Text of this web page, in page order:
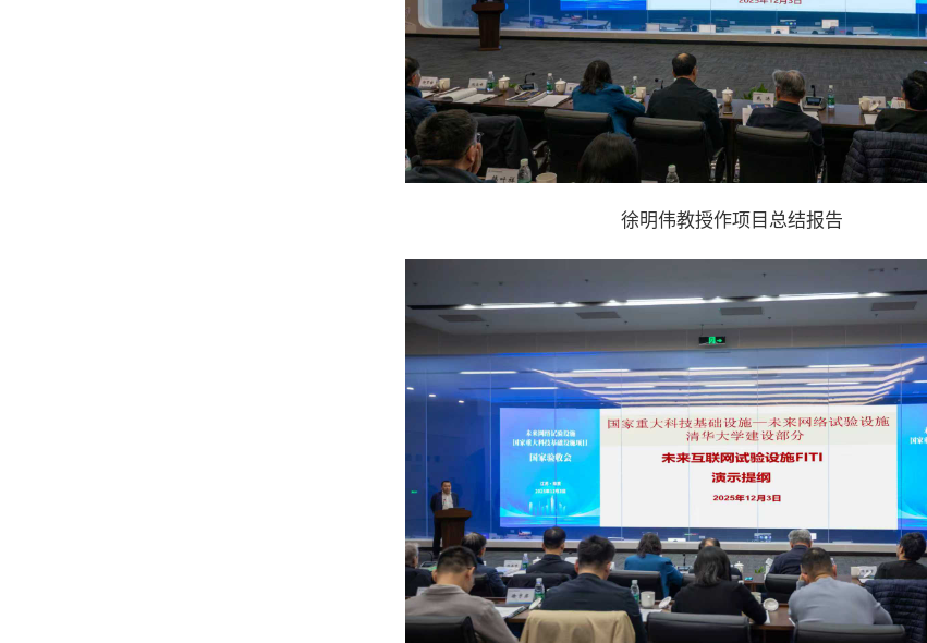
徐明伟教授作项目总结报告